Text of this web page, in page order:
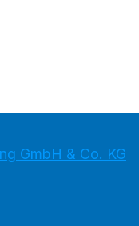
GmbH & Co. KG